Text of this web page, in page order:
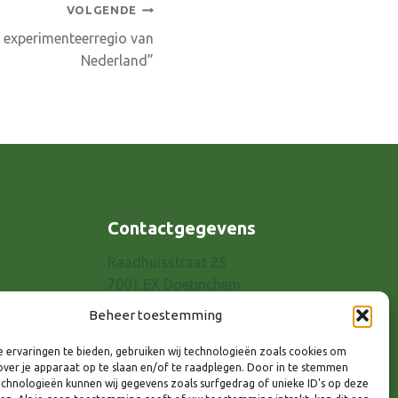
Beheer toestemming
ervaringen te bieden, gebruiken wij technologieën zoals cookies om
je apparaat op te slaan en/of te raadplegen. Door in te stemmen
kunnen wij gegevens zoals surfgedrag of unieke ID's op deze
VOLGENDE
van
Nederland”
Contactgegevens
E-mail: info@8rhk.nl
Privacyverklaring
Cookieverklaring